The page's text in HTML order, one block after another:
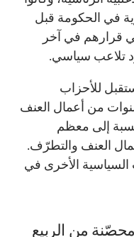
في الحكومة قبل
قرارهم في آخر
تلاعب سياسي.
للأحزاب
من أعمال العنف
العام 1992. بالنسبة إلى معظم
العنف والتطرّف.
السياسية الأخرى في
من الربيع